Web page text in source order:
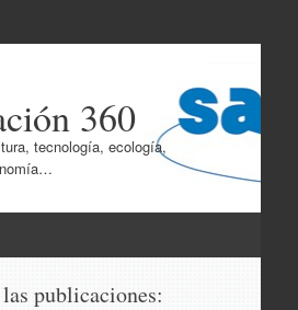
360
tecnología, ecología,
publicaciones: